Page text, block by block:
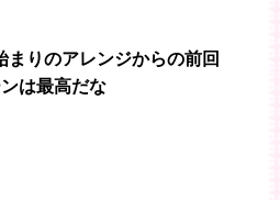
まりのアレンジからの前回
は最高だな